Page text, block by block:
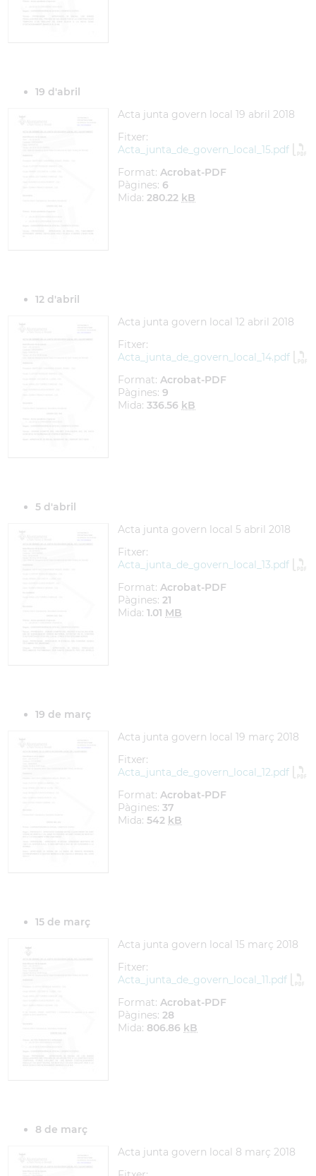
19 d'abril
Acta junta govern local 19 abril 2018
Fitxer:
Acta_junta_de_govern_local_15.pdf
Format: Acrobat-PDF
Pàgines: 6
Mida: 280.22 kB
12 d'abril
Acta junta govern local 12 abril 2018
Fitxer:
Acta_junta_de_govern_local_14.pdf
Format: Acrobat-PDF
Pàgines: 9
Mida: 336.56 kB
5 d'abril
Acta junta govern local 5 abril 2018
Fitxer:
Acta_junta_de_govern_local_13.pdf
Format: Acrobat-PDF
Pàgines: 21
Mida: 1.01 MB
19 de març
Acta junta govern local 19 març 2018
Fitxer:
Acta_junta_de_govern_local_12.pdf
Format: Acrobat-PDF
Pàgines: 37
Mida: 542 kB
15 de març
Acta junta govern local 15 març 2018
Fitxer:
Acta_junta_de_govern_local_11.pdf
Format: Acrobat-PDF
Pàgines: 28
Mida: 806.86 kB
8 de març
Acta junta govern local 8 març 2018